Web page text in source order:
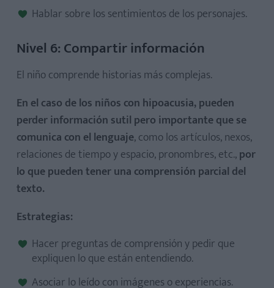
Hablar sobre los sentimientos de los personajes.
Nivel 6: Compartir información
El niño comprende historias más complejas.
En el caso de los niños con hipoacusia, pueden
perder información sutil pero importante que se
comunica con el lenguaje, como los artículos, nexos,
relaciones de tiempo y espacio, pronombres, etc.,por
lo que pueden tener una comprensión parcial del
texto.
Estrategias:
Hacer preguntas de comprensión y pedir que
expliquen lo que están entendiendo.
Asociar lo leído con imágenes o experiencias.